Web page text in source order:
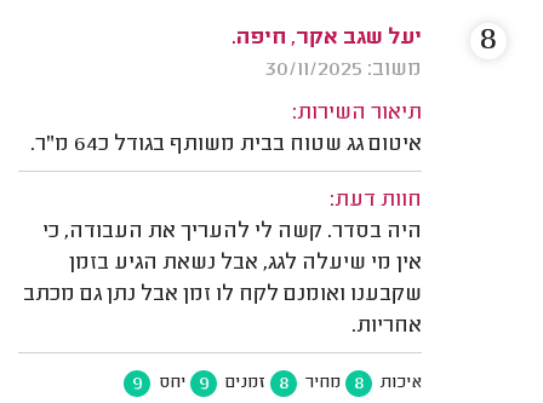
יעל שגב אקר, חיפה.
משוב: 30/11/2025
תיאור השירות:
איטום גג שטוח בבית משותף בגודל כ64 מ"ר.
חוות דעת:
היה בסדר. קשה לי להעריך את העבודה, כי
אין מי שיעלה לגג, אבל נשאת הגיע בזמן
שקבענו ואומנם לקח לו זמן אבל נתן גם מכתב
אחריות.
איכות 8 מחיר 8 זמנים 9 יחס 9
8